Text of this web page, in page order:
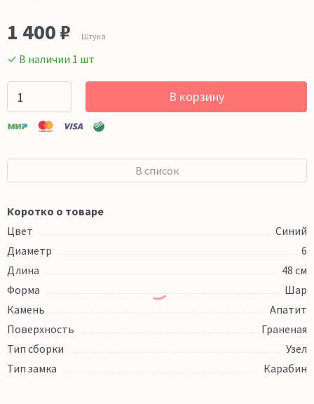
1 400 ₽ Штука
✓ В наличии 1 шт
В корзину
В список
Коротко о товаре
Цвет
Синий
Диаметр
6
Длина
48 см
Форма
Шар
Камень
Апатит
Поверхность
Граненая
Тип сборки
Узел
Тип замка
Карабин